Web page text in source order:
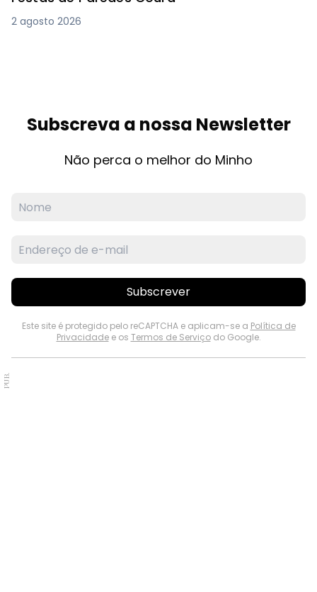
2 agosto 2026
Subscreva a nossa Newsletter
Não perca o melhor do Minho
Subscrever
Este site é protegido pelo reCAPTCHA e aplicam-se a Política de
Privacidadee os Termos de Serviçodo Google.
PUB.